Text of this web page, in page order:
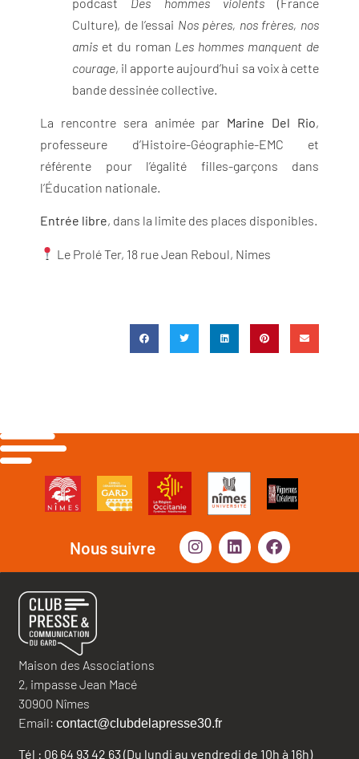
Culture), de l’essai Nos pères, nos frères, nos
amis et du roman Les hommes manquent de
courage, il apporte aujourd’hui sa voix à cette
bande dessinée collective.
La rencontre sera animée par Marine Del Rio,
professeure d’Histoire-Géographie-EMC et
référente pour l’égalité filles-garçons dans
l’Éducation nationale.
Entrée libre, dans la limite des places disponibles.
Le Prolé Ter, 18 rue Jean Reboul, Nimes
Nous suivre
Maison des Associations
2, impasse Jean Macé
30900 Nîmes
Email: contact@clubdelapresse30.fr
Tél : 06 64 93 42 63 (Du lundi au vendredi de 10h à 16h)